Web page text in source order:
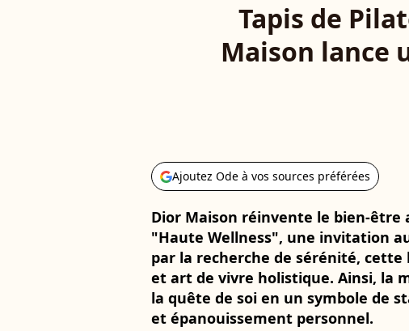
Tapis de
Maison lance
Ajoutez Ode à vos sources préférées
Dior Maison réinvente le bien-être
"Haute Wellness", une invitation
par la recherche de sérénité,
et art de vivre holistique. Ainsi, la
la quête de soi en un symbole de
et épanouissement personnel.